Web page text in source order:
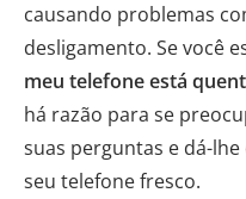
causando problemas
desligamento. Se você
meu telefone está
há razão para se
suas perguntas e dá-
seu telefone fresco.